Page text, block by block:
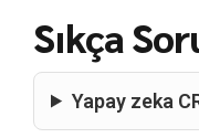
Sıkça
Yapay zeka